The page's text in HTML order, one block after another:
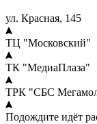
ул. Красная, 145
ТЦ "Московский"
ТК "МедиаПлаза"
ТРК "СБС
Подождите идёт